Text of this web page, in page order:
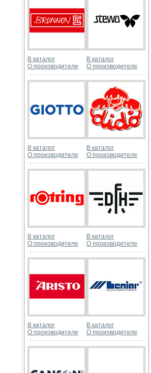
В каталог
О производителе
В каталог
О производителе
В каталог
О производителе
В каталог
О производителе
В каталог
О производителе
В каталог
О производителе
В каталог
О производителе
В каталог
О производителе